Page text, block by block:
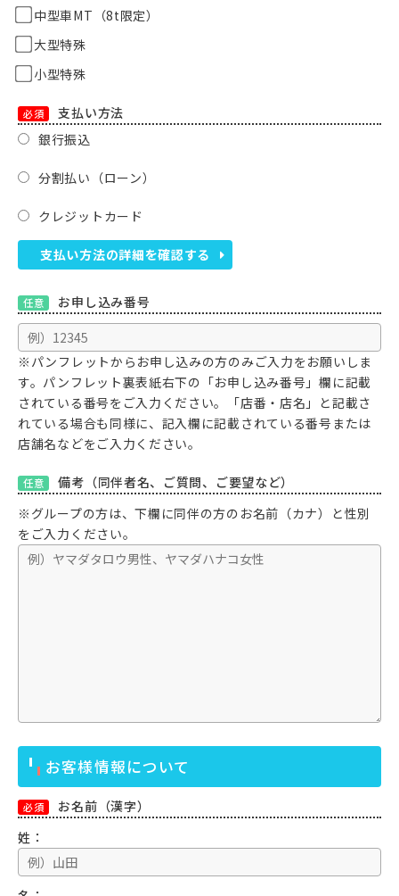
中型車MT（8t限定）
大型特殊
小型特殊
必須
支払い方法
銀行振込
分割払い（ローン）
クレジットカード
支払い方法の詳細を確認する
任意 お申し込み番号
※パンフレットからお申し込みの方のみご入力をお願いしま
す。パンフレット裏表紙右下の「お申し込み番号」欄に記載
されている番号をご入力ください。「店番・店名」と記載さ
れている場合も同様に、記入欄に記載されている番号または
店舗名などをご入力ください。
任意
備考（同伴者名、ご質問、ご要望など）
※グループの方は、下欄に同伴の方のお名前（カナ）と性別
をご入力ください。
お客様情報について
必須
お名前（漢字）
姓：